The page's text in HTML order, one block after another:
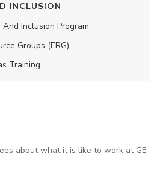
INCLUSION
And Inclusion Program
Groups (ERG)
Training
about what it is like to work at GE